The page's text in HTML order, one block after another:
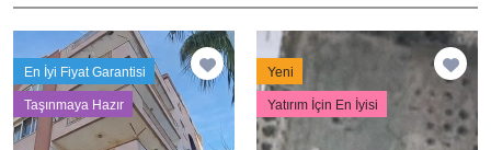
En İyi Fiyat Garantisi
Taşınmaya Hazır
Yeni
Yatırım İçin En İyisi